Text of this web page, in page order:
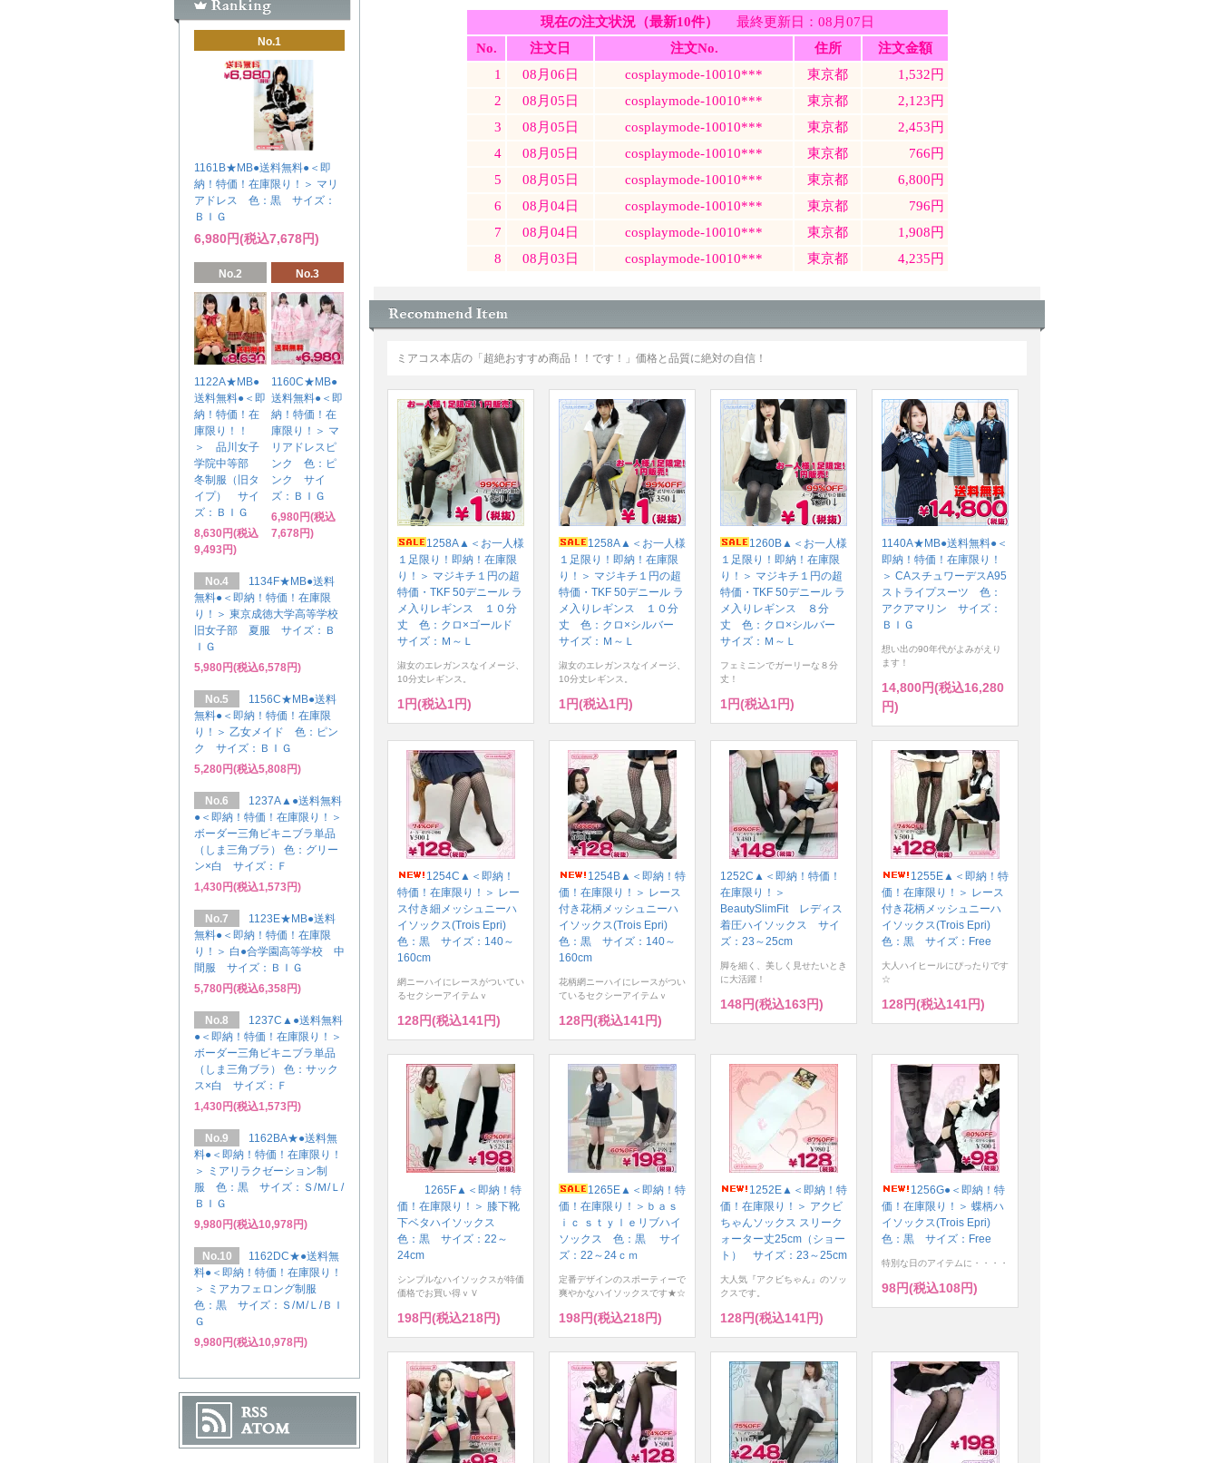
ミアコス本店の「超絶おすすめ商品！！です！」価格と品質に絶対の自信！
1258A▲＜お一人様
１足限り！即納！在庫限
り！＞ マジキチ１円の超
特価・TKF 50デニール ラ
メ入りレギンス １０分
丈 色：クロ×ゴールド
サイズ：Ｍ～Ｌ
淑女のエレガンスなイメージ、
10分丈レギンス。
1円(税込1円)
1258A▲＜お一人様
１足限り！即納！在庫限
り！＞ マジキチ１円の超
特価・TKF 50デニール ラ
メ入りレギンス １０分
丈 色：クロ×シルバー
サイズ：Ｍ～Ｌ
淑女のエレガンスなイメージ、
10分丈レギンス。
1円(税込1円)
1260B▲＜お一人様
１足限り！即納！在庫限
り！＞ マジキチ１円の超
特価・TKF 50デニール ラ
メ入りレギンス ８分
丈 色：クロ×シルバー
サイズ：Ｍ～Ｌ
フェミニンでガーリーな８分
丈！
1円(税込1円)
1140A★MB●送料無料●＜
即納！特価！在庫限り！
＞ CAスチュワーデスA95
ストライプスーツ 色：
アクアマリン サイズ：
ＢＩＧ
想い出の90年代がよみがえり
ます！
14,800円(税込16,280
円)
1254C▲＜即納！
特価！在庫限り！＞ レー
ス付き細メッシュニーハ
イソックス(Trois Epri)
色：黒 サイズ：140～
160cm
網ニーハイにレースがついてい
るセクシーアイテムｖ
128円(税込141円)
1254B▲＜即納！特
価！在庫限り！＞ レース
付き花柄メッシュニーハ
イソックス(Trois Epri)
色：黒 サイズ：140～
160cm
花柄網ニーハイにレースがつい
ているセクシーアイテムｖ
128円(税込141円)
1252C▲＜即納！特価！
在庫限り！＞
BeautySlimFit レディス
着圧ハイソックス サイ
ズ：23～25cm
脚を細く、美しく見せたいとき
に大活躍！
148円(税込163円)
1255E▲＜即納！特
価！在庫限り！＞ レース
付き花柄メッシュニーハ
イソックス(Trois Epri)
色：黒 サイズ：Free
大人ハイヒールにぴったりです
☆
128円(税込141円)
1265F▲＜即納！特
価！在庫限り！＞ 膝下靴
下ベタハイソックス
色：黒 サイズ：22～
24cm
シンプルなハイソックスが特価
価格でお買い得ｖＶ
198円(税込218円)
1265E▲＜即納！特
価！在庫限り！＞ｂａｓ
ｉｃ ｓｔｙｌｅリブハイ
ソックス 色：黒 サイ
ズ：22～24ｃｍ
定番デザインのスポーティーで
爽やかなハイソックスです★☆
198円(税込218円)
1252E▲＜即納！特
価！在庫限り！＞ アクビ
ちゃんソックス スリーク
ォーター丈25cm（ショー
ト） サイズ：23～25cm
大人気『アクビちゃん』のソッ
クスです。
128円(税込141円)
1256G●＜即納！特
価！在庫限り！＞ 蝶柄ハ
イソックス(Trois Epri)
色：黒 サイズ：Free
特別な日のアイテムに・・・・
98円(税込108円)
No.1
1161B★MB●送料無料●＜即
納！特価！在庫限り！＞ マリ
アドレス 色：黒 サイズ：
ＢＩＧ
6,980円(税込7,678円)
No.2
1122A★MB●
送料無料●＜即
納！特価！在
庫限り！！
＞ 品川女子
学院中等部
冬制服（旧タ
イプ） サイ
ズ：ＢＩＧ
8,630円(税込
9,493円)
No.3
1160C★MB●
送料無料●＜即
納！特価！在
庫限り！＞ マ
リアドレスピ
ンク 色：ピ
ンク サイ
ズ：ＢＩＧ
6,980円(税込
7,678円)
No.4
1134F★MB●送料
無料●＜即納！特価！在庫限
り！＞ 東京成徳大学高等学校
旧女子部 夏服 サイズ：Ｂ
ＩＧ
5,980円(税込6,578円)
No.5
1156C★MB●送料
無料●＜即納！特価！在庫限
り！＞ 乙女メイド 色：ピン
ク サイズ：ＢＩＧ
5,280円(税込5,808円)
No.6
1237A▲●送料無料
●＜即納！特価！在庫限り！＞
ボーダー三角ビキニブラ単品
（しま三角ブラ） 色：グリー
ン×白 サイズ：Ｆ
1,430円(税込1,573円)
No.7
1123E★MB●送料
無料●＜即納！特価！在庫限
り！＞ 白●合学園高等学校 中
間服 サイズ：ＢＩＧ
5,780円(税込6,358円)
No.8
1237C▲●送料無料
●＜即納！特価！在庫限り！＞
ボーダー三角ビキニブラ単品
（しま三角ブラ） 色：サック
ス×白 サイズ：Ｆ
1,430円(税込1,573円)
No.9
1162BA★●送料無
料●＜即納！特価！在庫限り！
＞ ミアリラクゼーション制
服 色：黒 サイズ：Ｓ/Ｍ/Ｌ/
ＢＩＧ
9,980円(税込10,978円)
No.10
1162DC★●送料無
料●＜即納！特価！在庫限り！
＞ ミアカフェロング制服
色：黒 サイズ：Ｓ/Ｍ/Ｌ/ＢＩ
Ｇ
9,980円(税込10,978円)